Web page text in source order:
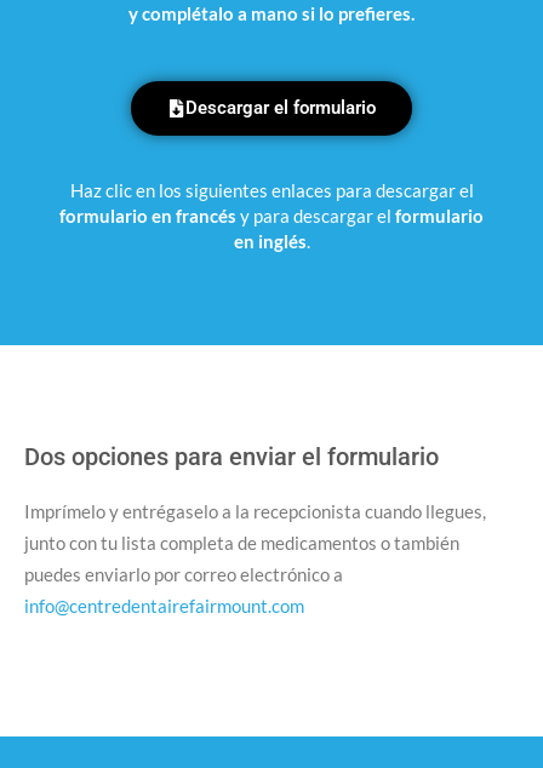
y complétalo a mano si lo prefieres.
Descargar el formulario
Haz clic en los siguientes enlaces para descargar el
formulario en francés y para descargar el formulario
en inglés.
Dos opciones para enviar el formulario
Imprímelo y entrégaselo a la recepcionista cuando llegues,
junto con tu lista completa de medicamentos o también
puedes enviarlo por correo electrónico a
info@centredentairefairmount.com